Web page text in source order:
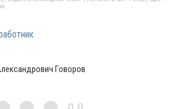
Говоров